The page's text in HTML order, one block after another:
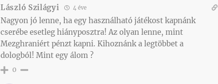
László Szilágyi 4 éve
Nagyon jó lenne, ha egy használható játékost kapnánk
cserébe esetleg hiányposztra! Az olyan lenne, mint
Mezghraniért pénzt kapni. Kihoznánk a legtöbbet a
dologból! Mint egy álom ?
0